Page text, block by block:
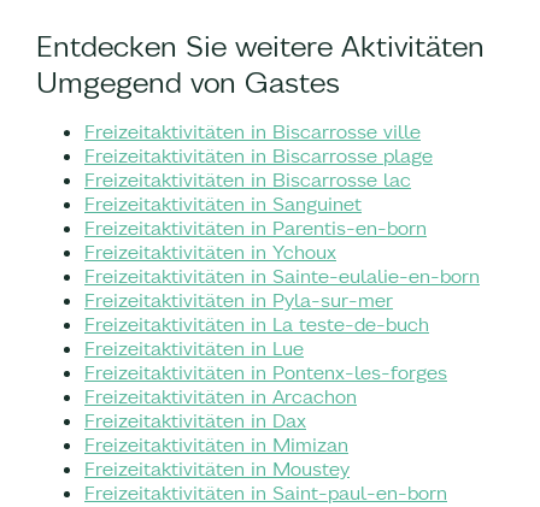
Entdecken Sie weitere Aktivitäten
Umgegend von Gastes
Freizeitaktivitäten in Biscarrosse ville
Freizeitaktivitäten in Biscarrosse plage
Freizeitaktivitäten in Biscarrosse lac
Freizeitaktivitäten in Sanguinet
Freizeitaktivitäten in Parentis-en-born
Freizeitaktivitäten in Ychoux
Freizeitaktivitäten in Sainte-eulalie-en-born
Freizeitaktivitäten in Pyla-sur-mer
Freizeitaktivitäten in La teste-de-buch
Freizeitaktivitäten in Lue
Freizeitaktivitäten in Pontenx-les-forges
Freizeitaktivitäten in Arcachon
Freizeitaktivitäten in Dax
Freizeitaktivitäten in Mimizan
Freizeitaktivitäten in Moustey
Freizeitaktivitäten in Saint-paul-en-born